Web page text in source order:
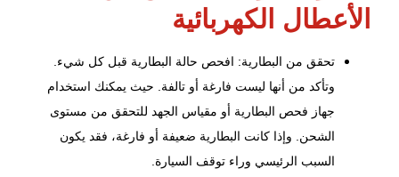
الأعطال الكهربائية
تحقق من البطارية: افحص حالة البطارية قبل كل شيء.
وتأكد من أنها ليست فارغة أو تالفة. حيث يمكنك استخدام
جهاز فحص البطارية أو مقياس الجهد للتحقق من مستوى
الشحن. وإذا كانت البطارية ضعيفة أو فارغة، فقد يكون
السبب الرئيسي وراء توقف السيارة.